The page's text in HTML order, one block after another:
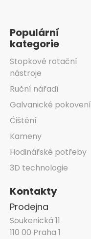
Populární
kategorie
Stopkové rotační
nástroje
Ruční nářadí
Galvanické pokovení
Čištění
Kameny
Hodinářské potřeby
3D technologie
Kontakty
Prodejna
Soukenická 11
110 00 Praha 1